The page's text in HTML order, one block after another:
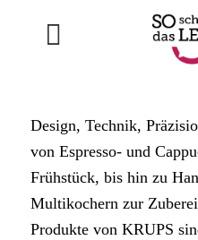
Design, Technik,
von Espresso- und
Frühstück, bis hin zu
Multikochern zur
Produkte von KRUPS